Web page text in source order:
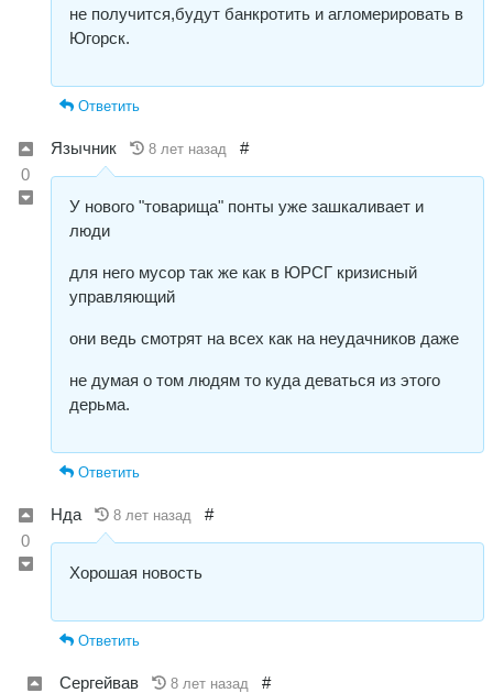
не получится,будут банкротить и агломерировать в
Югорск.
Ответить
0
Язычник 8 лет назад #
У нового "товарища" понты уже зашкаливает и
люди
для него мусор так же как в ЮРСГ кризисный
управляющий
они ведь смотрят на всех как на неудачников даже
не думая о том людям то куда деваться из этого
дерьма.
Ответить
0
Нда 8 лет назад #
Хорошая новость
Ответить
Сергейвав 8 лет назад #